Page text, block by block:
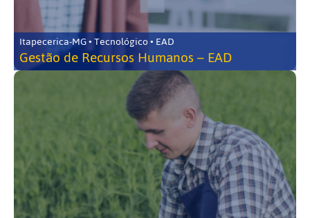
Itapecerica-MG • Tecnológico • EAD
Gestão de Recursos Humanos – EAD